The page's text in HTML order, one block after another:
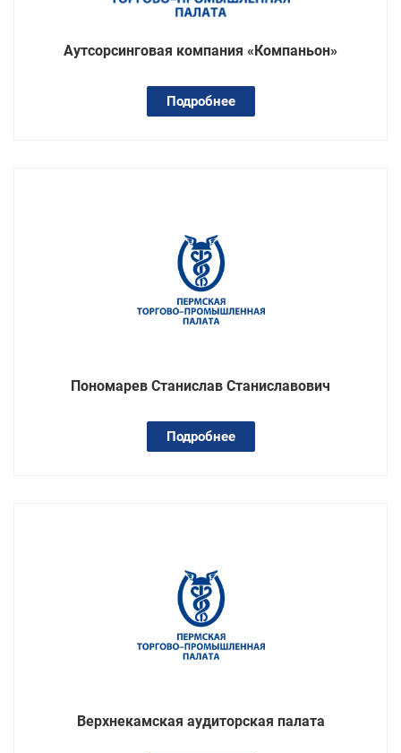
Аутсорсинговая компания «Компаньон»
Подробнее
Пономарев Станислав Станиславович
Подробнее
Верхнекамская аудиторская палата